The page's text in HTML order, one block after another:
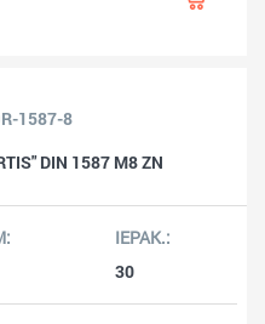
1587-8
DIN 1587 M8 ZN
30